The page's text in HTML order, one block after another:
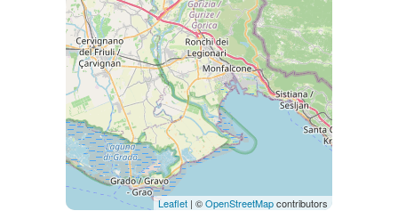
Leaflet | ©OpenStreetMapcontributors